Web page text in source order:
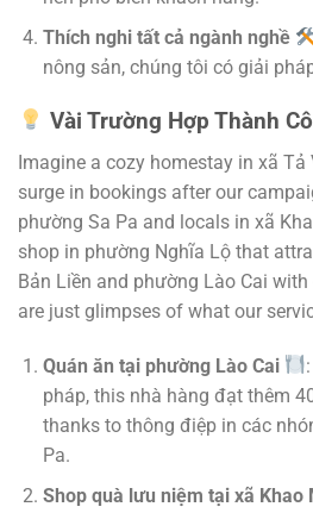
Thích nghi tất cả ngành nghề
nông sản, chúng tôi có giải
Vài Trường Hợp Thành
Imagine a cozy homestay in xã Tả
surge in bookings after our
phường Sa Pa and locals in xã
shop in phường Nghĩa Lộ that
Bản Liền and phường Lào Cai
are just glimpses of what our
Quán ăn tại phường Lào Cai
pháp, this nhà hàng đạt thêm
thanks to thông điệp in các
Pa.
Shop quà lưu niệm tại xã Khao